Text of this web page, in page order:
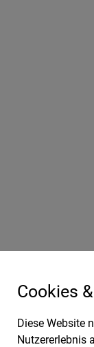
IMPRESSUM
DATENSCHUTZ
Cookies
Diese Website
Nutzererlebnis